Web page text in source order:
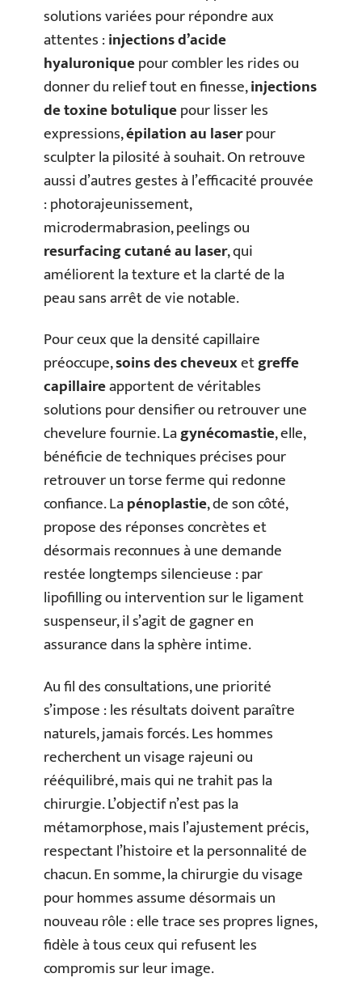
solutions variées pour répondre aux
attentes :injections d’acide
hyaluroniquepour combler les rides ou
donner du relief tout en finesse,injections
de toxine botuliquepour lisser les
expressions,épilation au laserpour
sculpter la pilosité à souhait. On retrouve
aussi d’autres gestes à l’efficacité prouvée
: photorajeunissement,
microdermabrasion, peelings ou
resurfacing cutané au laser, qui
améliorent la texture et la clarté de la
peau sans arrêt de vie notable.
Pour ceux que la densité capillaire
préoccupe,soins des cheveuxetgreffe
capillaireapportent de véritables
solutions pour densifier ou retrouver une
chevelure fournie. Lagynécomastie, elle,
bénéficie de techniques précises pour
retrouver un torse ferme qui redonne
confiance. Lapénoplastie, de son côté,
propose des réponses concrètes et
désormais reconnues à une demande
restée longtemps silencieuse : par
lipofilling ou intervention sur le ligament
suspenseur, il s’agit de gagner en
assurance dans la sphère intime.
Au fil des consultations, une priorité
s’impose : les résultats doivent paraître
naturels, jamais forcés. Les hommes
recherchent un visage rajeuni ou
rééquilibré, mais qui ne trahit pas la
chirurgie. L’objectif n’est pas la
métamorphose, mais l’ajustement précis,
respectant l’histoire et la personnalité de
chacun. En somme, la chirurgie du visage
pour hommes assume désormais un
nouveau rôle : elle trace ses propres lignes,
fidèle à tous ceux qui refusent les
compromis sur leur image.